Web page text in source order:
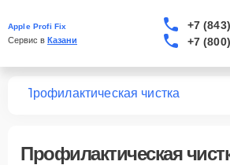
Apple Profi Fix
Сервис в Казани
+7
+7
Профилактическая чистка
Профилактическая